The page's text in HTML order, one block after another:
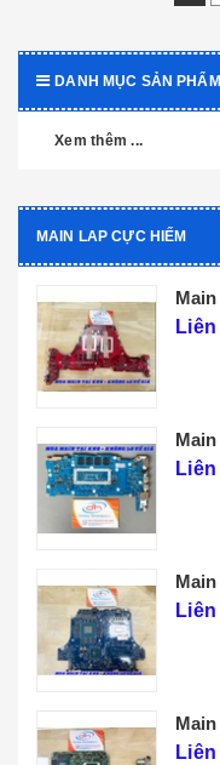
DANH MỤC SẢN PHẨM
Xem thêm ...
MAIN LAP CỰC HIẾM
11